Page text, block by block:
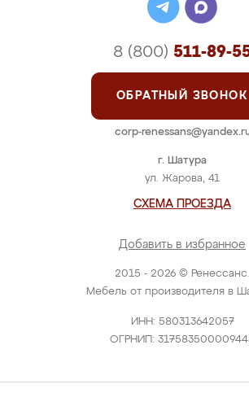
2015 - 2026 © Ренессанс.
Мебель от производителя в
ИНН: 580313642057
ОГРНИП:
г. Шатура
ул. Жарова, 41
СХЕМА ПРОЕЗДА
Добавить в избранное
8 (800) 511-89-
ОБРАТНЫЙ ЗВОНОК
corp-